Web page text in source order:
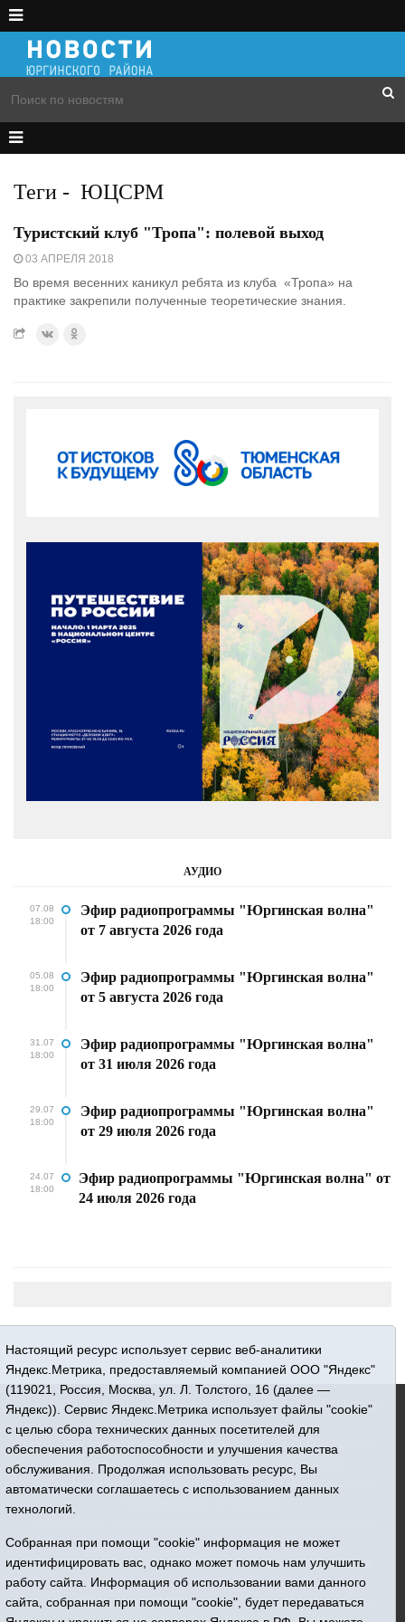
Теги - ЮЦСРМ
Туристский клуб "Тропа": полевой выход
03 АПРЕЛЯ 2018
Во время весенних каникул ребята из клуба «Тропа» на
практике закрепили полученные теоретические знания.
АУДИО
07.08
18:00
Эфир радиопрограммы "Юргинская волна"
от 7 августа 2026 года
05.08
18:00
Эфир радиопрограммы "Юргинская волна"
от 5 августа 2026 года
31.07
18:00
Эфир радиопрограммы "Юргинская волна"
от 31 июля 2026 года
29.07
18:00
Эфир радиопрограммы "Юргинская волна"
от 29 июля 2026 года
24.07
18:00
Эфир радиопрограммы "Юргинская волна" от
24 июля 2026 года
16+ © 2015-2026 Сетевое издание «Новости Юргинского
Регистрационный номер СМИ ЭЛ № ФС 77 - 66052 выдан
Федеральной службой по надзору в сфере связи,
«Призыв»
Все права защищены © При использовании материалов
ссылка обязательна
Адрес редакции: 627250, Тюменская область, Юргинский
Настоящий ресурс использует сервис веб-аналитики
Яндекс.Метрика, предоставляемый компанией ООО "Яндекс"
(119021, Россия, Москва, ул. Л. Толстого, 16 (далее —
Яндекс)). Сервис Яндекс.Метрика использует файлы "cookie"
с целью сбора технических данных посетителей для
обеспечения работоспособности и улучшения качества
обслуживания. Продолжая использовать ресурс, Вы
автоматически соглашаетесь с использованием данных
технологий.
Собранная при помощи "cookie" информация не может
идентифицировать вас, однако может помочь нам улучшить
работу сайта. Информация об использовании вами данного
сайта, собранная при помощи "cookie", будет передаваться